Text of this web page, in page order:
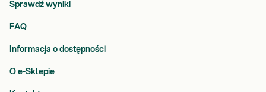
Sprawdź wyniki
FAQ
Informacja o dostępności
O e-Sklepie